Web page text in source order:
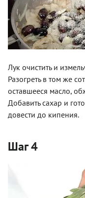
Лук очистить и
Разогреть в том же
оставшееся масло,
Добавить сахар и
довести до кипения.
Шаг 4